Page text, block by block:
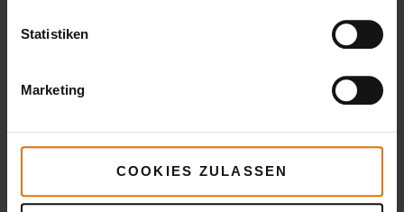
Statistiken
Marketing
COOKIES ZULASSEN
eher neutral gewürzt, kannst du beide Seiten
Aktives Entspannen